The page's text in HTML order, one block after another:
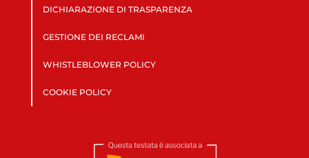
DICHIARAZIONE DI TRASPARENZA
GESTIONE DEI RECLAMI
WHISTLEBLOWER POLICY
COOKIE POLICY